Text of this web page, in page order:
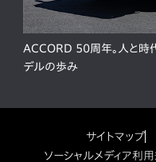
ACCORD 50周年。人と時
デルの歩み
サイトマップ
ソーシャルメディア利